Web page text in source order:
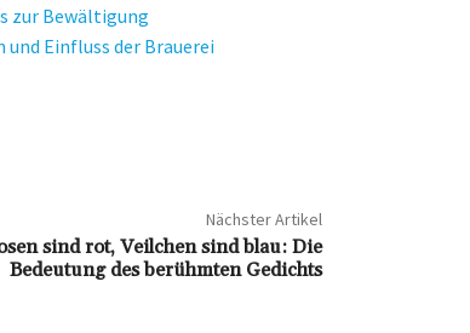
zur Bewältigung
und Einfluss der Brauerei
Nächster Artikel
sind rot, Veilchen sind blau: Die
Bedeutung des berühmten Gedichts